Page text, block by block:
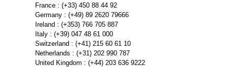
France : (+33) 450 88 44 92
Germany : (+49) 89 2620 79666
Ireland : (+353) 766 705 887
Italy : (+39) 047 48 61 000
Switzerland : (+41) 215 60 61 10
Netherlands : (+31) 202 990 787
United Kingdom : (+44) 203 636 9222